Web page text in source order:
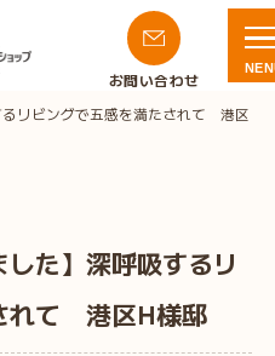
お問い合わせ
リビングで五感を満たされて 港区
した】深呼吸するリ
れて 港区H様邸